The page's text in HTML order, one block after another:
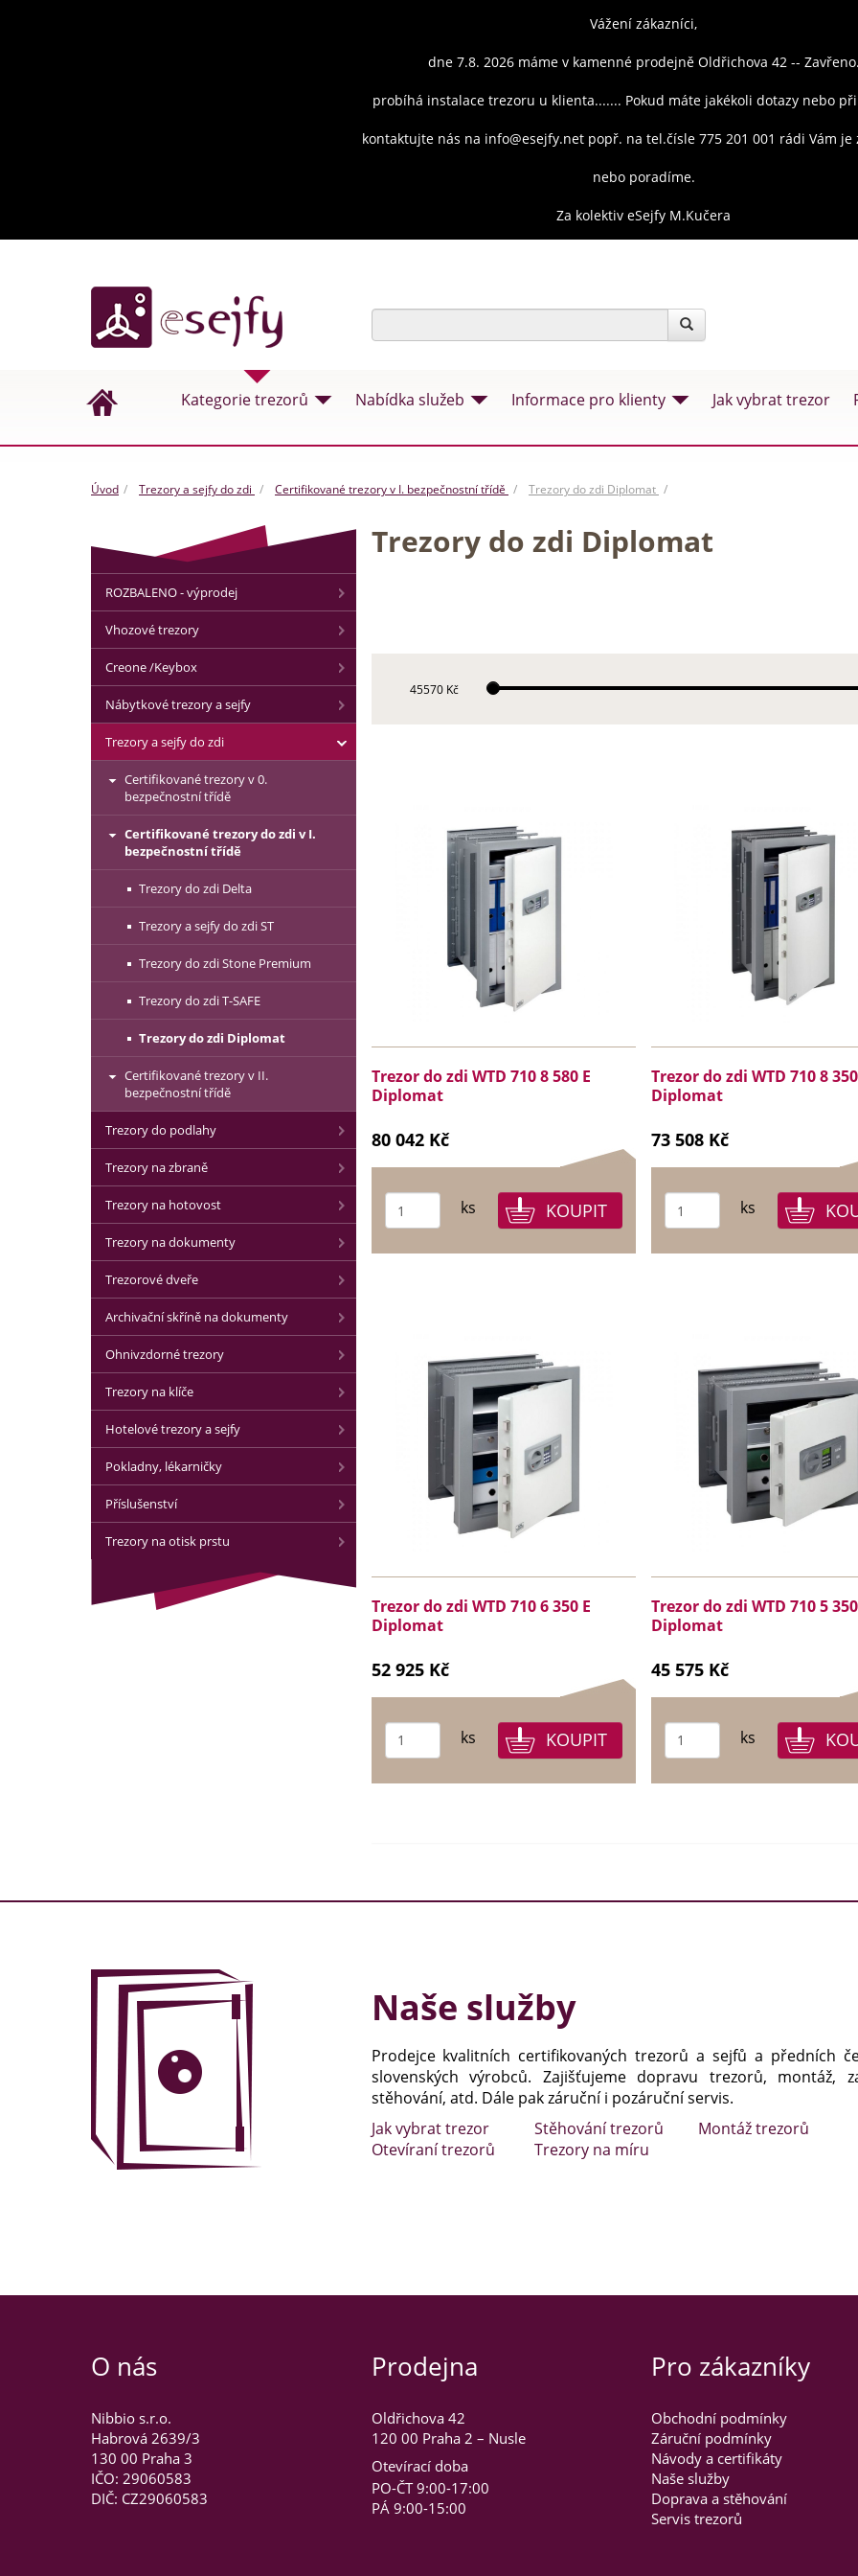
Vážení zákazníci,
dne 7.8. 2026 máme v kamenné prodejně Oldřichova 42 --
probíhá instalace trezoru u klienta....... Pokud máte jakékoli dotazy nebo
kontaktujte nás na info@esejfy.net popř. na tel.čísle 775 201 001 rádi Vám je
nebo poradíme.
Za kolektiv eSejfy M.Kučera
Kategorie trezorů Nabídka služeb Informace pro klienty Jak vybrat trezor
Úvod Trezory a sejfy do zdi Certifikované trezory v I. bezpečnostní třídě Trezory do zdi Diplomat
Trezory do zdi Diplomat
45570 Kč
Trezor do zdi WTD 710 8 580 E
Diplomat
80 042 Kč
ks
Trezor do zdi WTD 710 8
Diplomat
73 508 Kč
ks
Trezor do zdi WTD 710 6 350 E
Diplomat
52 925 Kč
ks
Trezor do zdi WTD 710 5
Diplomat
45 575 Kč
ks
ROZBALENO - výprodej
Vhozové trezory
Creone /Keybox
Nábytkové trezory a sejfy
Trezory a sejfy do zdi
Certifikované trezory v 0.
bezpečnostní třídě
Certifikované trezory do zdi v I.
bezpečnostní třídě
Trezory do zdi Delta
Trezory a sejfy do zdi ST
Trezory do zdi Stone Premium
Trezory do zdi T-SAFE
Trezory do zdi Diplomat
Certifikované trezory v II.
bezpečnostní třídě
Trezory do podlahy
Trezory na zbraně
Trezory na hotovost
Trezory na dokumenty
Trezorové dveře
Archivační skříně na dokumenty
Ohnivzdorné trezory
Trezory na klíče
Hotelové trezory a sejfy
Pokladny, lékarničky
Příslušenství
Trezory na otisk prstu
Naše služby
Prodejce kvalitních certifikovaných trezorů a sejfů a předních
slovenských výrobců. Zajišťujeme dopravu trezorů, montáž,
stěhování, atd. Dále pak záruční i pozáruční servis.
Jak vybrat trezor
Stěhování trezorů
Montáž trezorů
Otevíraní trezorů
Trezory na míru
O nás
Nibbio s.r.o.
Habrová 2639/3
130 00 Praha 3
IČO: 29060583
DIČ: CZ29060583
Prodejna
Oldřichova 42
120 00 Praha 2 – Nusle
Otevírací doba
PO-ČT 9:00-17:00
PÁ 9:00-15:00
Pro zákazníky
Obchodní podmínky
Záruční podmínky
Návody a certifikáty
Naše služby
Doprava a stěhování
Servis trezorů